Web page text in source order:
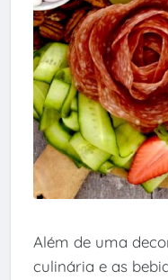
Além de uma
culinária e as